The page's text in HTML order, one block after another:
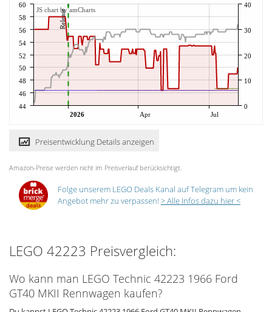
2026 Apr Jul
Release
44
46
48
50
52
54
56
58
60
0
10
20
30
40
JS chart by amCharts
Preisentwicklung Details anzeigen
Amazon-Preise werden nicht im Preisverlauf berücksichtigt.
Folge unserem LEGO Deals Kanal auf Telegram um kein
Angebot mehr zu verpassen! > Alle Infos dazu hier <
LEGO 42223 Preisvergleich:
Wo kann man LEGO Technic 42223 1966 Ford
GT40 MKII Rennwagen kaufen?